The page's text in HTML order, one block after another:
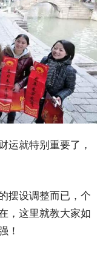
运就特别重要了，
摆设调整而已，个
，这里就教大家如
！